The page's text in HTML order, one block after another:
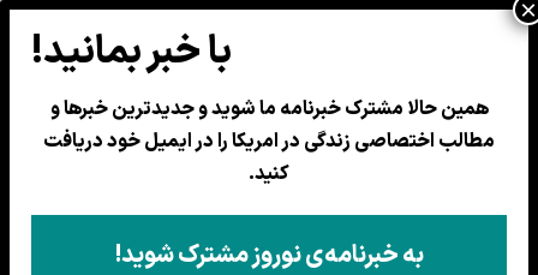
هزاران نیروی فدرال، مأمور اجرای
سیاست‌های مهاجرتی ترامپ
مهاجران بدون جواز کار بازداشت می‌شوند
همین حالا مشترک خبرنامه ما شوید و جدیدترین خبرها و
مطالب اختصاصی زندگی در امریکا را در ایمیل خود دریافت
کنید.
به خبرنامه‌ی نوروز مشترک شوید!